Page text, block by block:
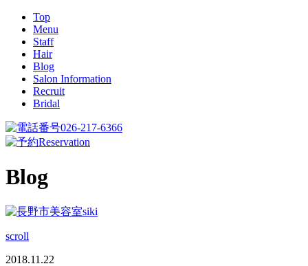
Top
Menu
Staff
Hair
Blog
Salon Information
Recruit
Bridal
026-217-6366
Reservation
Blog
scroll
2018.11.22